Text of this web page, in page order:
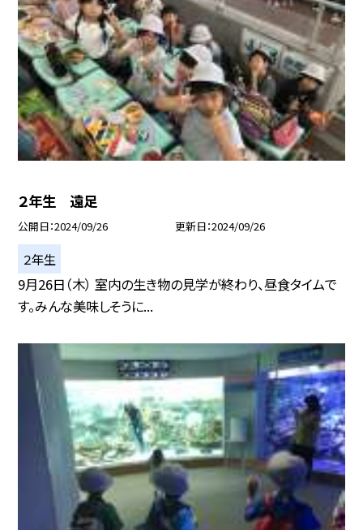
２年生 遠足
公開日 2024/09/26 更新日 2024/09/26
２年生
9月26日（木） 室内の生き物の見学が終わり、昼食タイムで
す。みんな美味しそうに...